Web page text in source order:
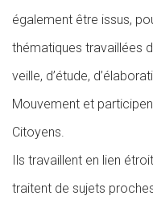
également être issus,
thématiques travaillées
veille, d’étude,
Mouvement et
Citoyens.
Ils travaillent en lien
traitent de sujets